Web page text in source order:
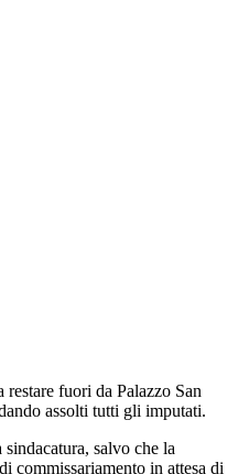
fuori da Palazzo San
assolti tutti gli imputati.
salvo che la
commissariamento in attesa di